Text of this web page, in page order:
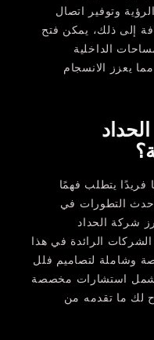
وتوفير اتصال
إلى ذلك، يمكن فتح
الداخلية
يعزز الانسجام
فريدًا يتطلب فهمًا
أحدث التطورات في
شركة الحداد
الرائدة في هذا
وشاملة لتصاميم فلل
استشارات مخصصة
لك ما تقدمه من